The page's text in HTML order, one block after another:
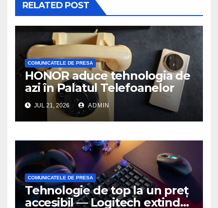
RELATED POST
COMUNICATELE DE PRESA
HONOR aduce tehnologia de
azi în Palatul Telefoanelor
JUL 21, 2026 ADMIN
COMUNICATELE DE PRESA
Tehnologie de top la un preț
accesibil — Logitech extinde